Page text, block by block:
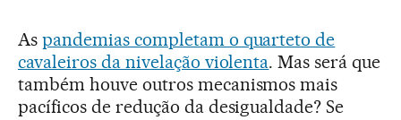
As pandemias completam o quarteto de
cavaleiros da nivelação violenta. Mas será que
também houve outros mecanismos mais
pacíficos de redução da desigualdade? Se